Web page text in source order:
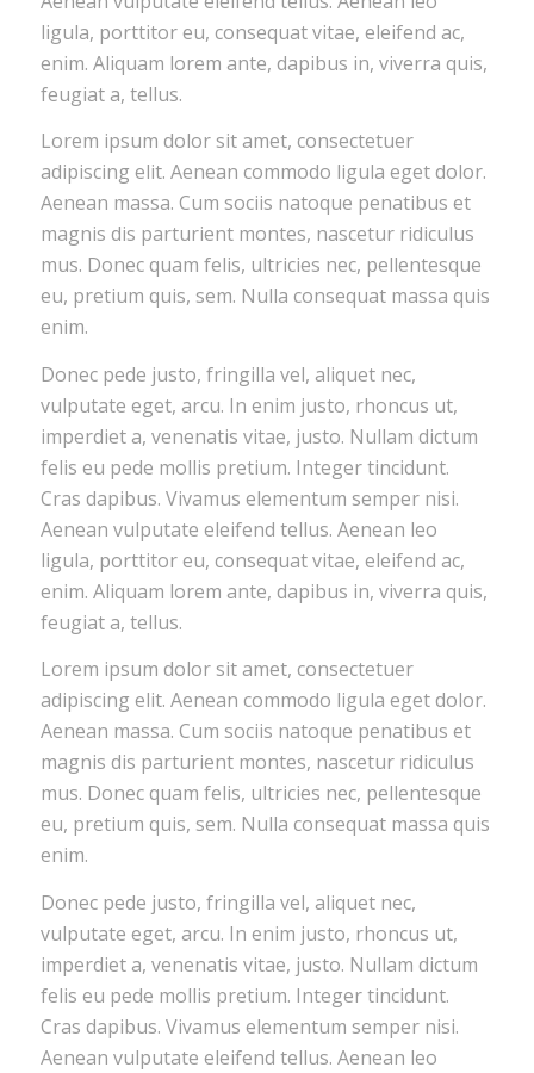
ligula, porttitor eu, consequat vitae, eleifend ac,
enim. Aliquam lorem ante, dapibus in, viverra quis,
feugiat a, tellus.
Lorem ipsum dolor sit amet, consectetuer
adipiscing elit. Aenean commodo ligula eget dolor.
Aenean massa. Cum sociis natoque penatibus et
magnis dis parturient montes, nascetur ridiculus
mus. Donec quam felis, ultricies nec, pellentesque
eu, pretium quis, sem. Nulla consequat massa quis
enim.
Donec pede justo, fringilla vel, aliquet nec,
vulputate eget, arcu. In enim justo, rhoncus ut,
imperdiet a, venenatis vitae, justo. Nullam dictum
felis eu pede mollis pretium. Integer tincidunt.
Cras dapibus. Vivamus elementum semper nisi.
Aenean vulputate eleifend tellus. Aenean leo
ligula, porttitor eu, consequat vitae, eleifend ac,
enim. Aliquam lorem ante, dapibus in, viverra quis,
feugiat a, tellus.
Lorem ipsum dolor sit amet, consectetuer
adipiscing elit. Aenean commodo ligula eget dolor.
Aenean massa. Cum sociis natoque penatibus et
magnis dis parturient montes, nascetur ridiculus
mus. Donec quam felis, ultricies nec, pellentesque
eu, pretium quis, sem. Nulla consequat massa quis
enim.
Donec pede justo, fringilla vel, aliquet nec,
vulputate eget, arcu. In enim justo, rhoncus ut,
imperdiet a, venenatis vitae, justo. Nullam dictum
felis eu pede mollis pretium. Integer tincidunt.
Cras dapibus. Vivamus elementum semper nisi.
Aenean vulputate eleifend tellus. Aenean leo